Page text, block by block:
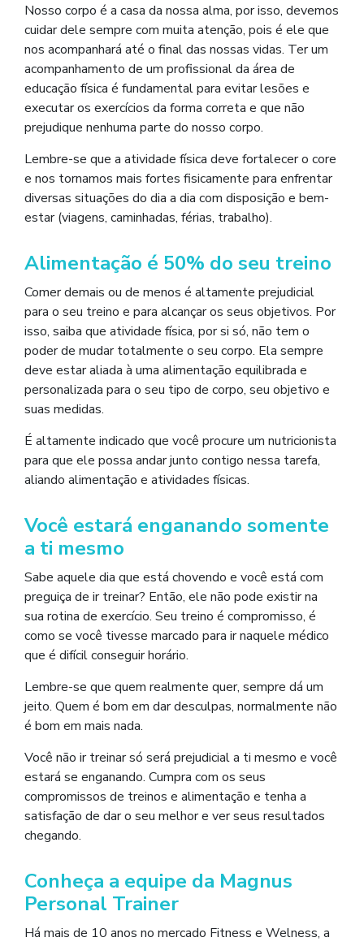
Nosso corpo é a casa da nossa alma, por isso, devemos
cuidar dele sempre com muita atenção, pois é ele que
nos acompanhará até o final das nossas vidas. Ter um
acompanhamento de um profissional da área de
educação física é fundamental para evitar lesões e
executar os exercícios da forma correta e que não
prejudique nenhuma parte do nosso corpo.
Lembre-se que a atividade física deve fortalecer o core
e nos tornamos mais fortes fisicamente para enfrentar
diversas situações do dia a dia com disposição e bem-
estar (viagens, caminhadas, férias, trabalho).
Alimentação é 50% do seu treino
Comer demais ou de menos é altamente prejudicial
para o seu treino e para alcançar os seus objetivos. Por
isso, saiba que atividade física, por si só, não tem o
poder de mudar totalmente o seu corpo. Ela sempre
deve estar aliada à uma alimentação equilibrada e
personalizada para o seu tipo de corpo, seu objetivo e
suas medidas.
É altamente indicado que você procure um nutricionista
para que ele possa andar junto contigo nessa tarefa,
aliando alimentação e atividades físicas.
Você estará enganando somente
a ti mesmo
Sabe aquele dia que está chovendo e você está com
preguiça de ir treinar? Então, ele não pode existir na
sua rotina de exercício. Seu treino é compromisso, é
como se você tivesse marcado para ir naquele médico
que é difícil conseguir horário.
Lembre-se que quem realmente quer, sempre dá um
jeito. Quem é bom em dar desculpas, normalmente não
é bom em mais nada.
Você não ir treinar só será prejudicial a ti mesmo e você
estará se enganando. Cumpra com os seus
compromissos de treinos e alimentação e tenha a
satisfação de dar o seu melhor e ver seus resultados
chegando.
Conheça a equipe da Magnus
Personal Trainer
Há mais de 10 anos no mercado Fitness e Welness, a